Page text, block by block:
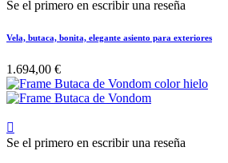
Se el primero en escribir una reseña
Vela, butaca, bonita, elegante asiento para exteriores
1.694,00 €

Se el primero en escribir una reseña